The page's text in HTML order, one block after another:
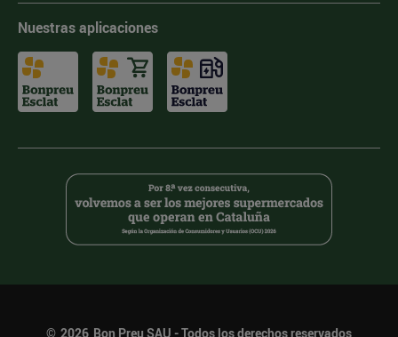
Nuestras aplicaciones
© 2026 Bon Preu SAU - Todos los derechos reservados